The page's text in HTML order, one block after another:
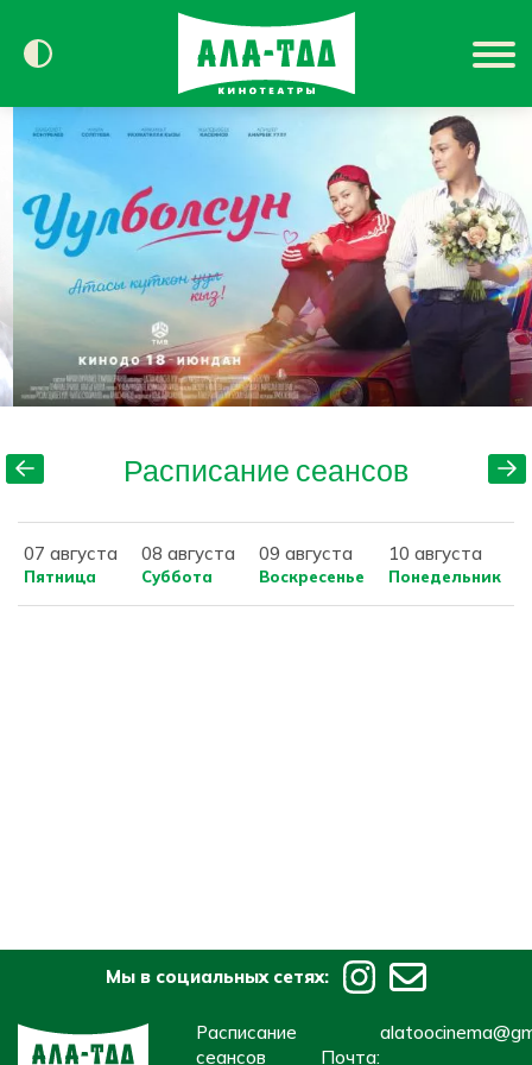
Сегодня в кино
Расписание
Контакты
Расписание сеансов
07 августа
Пятница
08 августа
Суббота
09 августа
Воскресенье
10 августа
Понедельник
Мы в социальных сетях:
Расписание
сеансов
Почта: